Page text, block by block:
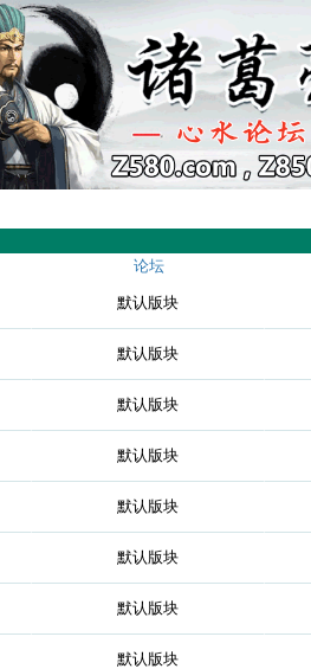
论坛
默认版块
默认版块
默认版块
默认版块
默认版块
默认版块
默认版块
默认版块